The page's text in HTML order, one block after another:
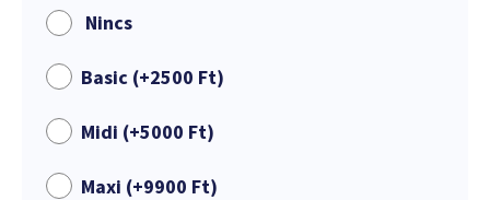
Nincs
Basic (+2500 Ft)
Midi (+5000 Ft)
Maxi (+9900 Ft)